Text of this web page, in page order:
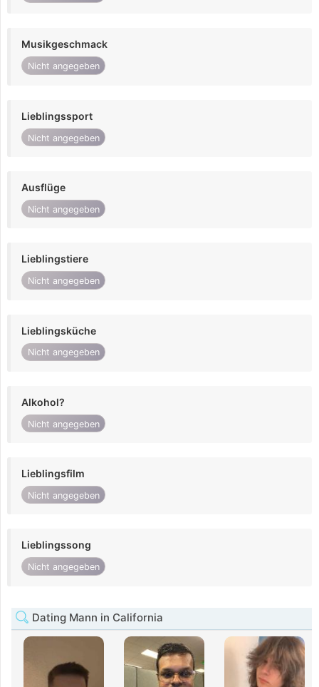
Musikgeschmack
Nicht angegeben
Lieblingssport
Nicht angegeben
Ausflüge
Nicht angegeben
Lieblingstiere
Nicht angegeben
Lieblingsküche
Nicht angegeben
Alkohol?
Nicht angegeben
Lieblingsfilm
Nicht angegeben
Lieblingssong
Nicht angegeben
Dating Mann in California